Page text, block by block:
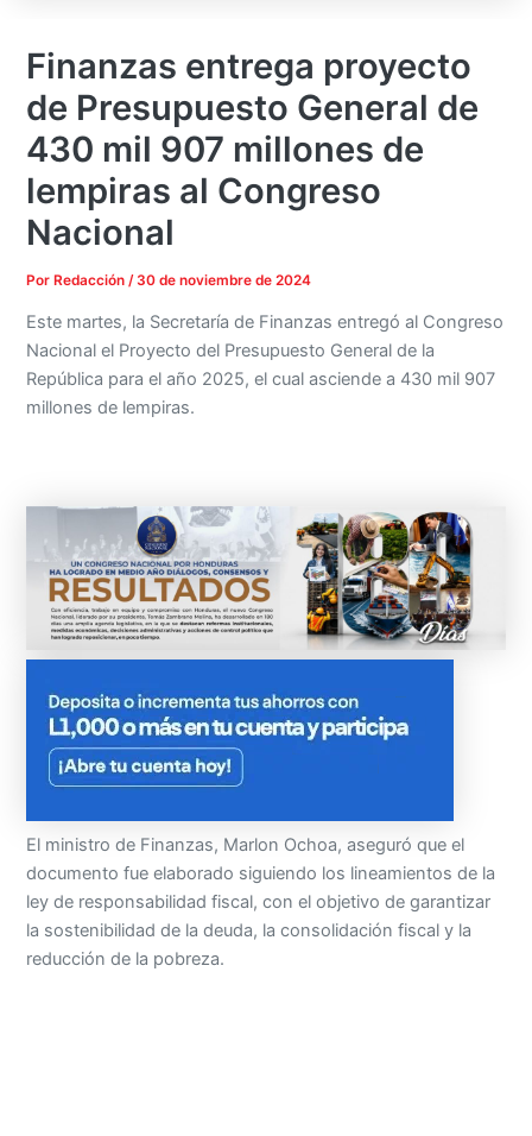
Finanzas entrega proyecto
de Presupuesto General de
430 mil 907 millones de
lempiras al Congreso
Nacional
PorRedacción / 30 de noviembre de 2024
Este martes, la Secretaría de Finanzas entregó al Congreso
Nacional el Proyecto del Presupuesto General de la
República para el año 2025, el cual asciende a 430 mil 907
millones de lempiras.
El ministro de Finanzas, Marlon Ochoa, aseguró que el
documento fue elaborado siguiendo los lineamientos de la
ley de responsabilidad fiscal, con el objetivo de garantizar
la sostenibilidad de la deuda, la consolidación fiscal y la
reducción de la pobreza.